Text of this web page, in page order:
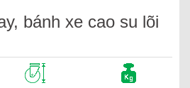
bánh xe cao su lõi